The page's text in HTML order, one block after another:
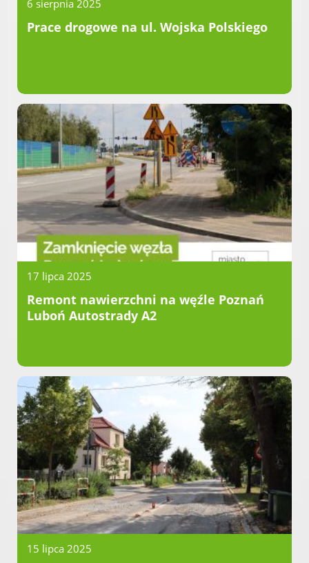
6 sierpnia 2025
Prace drogowe na ul. Wojska Polskiego
17 lipca 2025
Remont nawierzchni na węźle Poznań
Luboń Autostrady A2
15 lipca 2025